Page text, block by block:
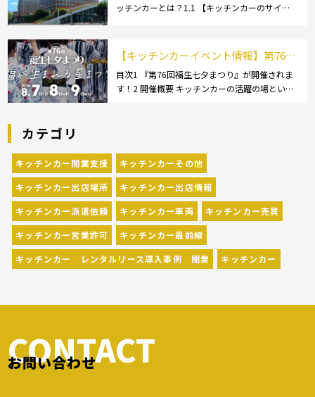
依頼の流れや人気メニューを解説
ッチンカーとは？1.1 【キッチンカーのサイ
チンカー:1t～ […]
【キッチンカーイベント情報】第76回
福生七夕まつりが開催されます！
目次1 『第76回福生七夕まつり』が開催されま
す！2 開催概要 キッチンカーの活躍の場といえ
カテゴリ
キッチンカー開業支援
キッチンカーその他
キッチンカー出店場所
キッチンカー出店情報
キッチンカー派遣依頼
キッチンカー車両
キッチンカー売買
キッチンカー営業許可
キッチンカー最前線
キッチンカー レンタルリース導入事例 開業
キッチンカー
CONTACT
お問い合わせ